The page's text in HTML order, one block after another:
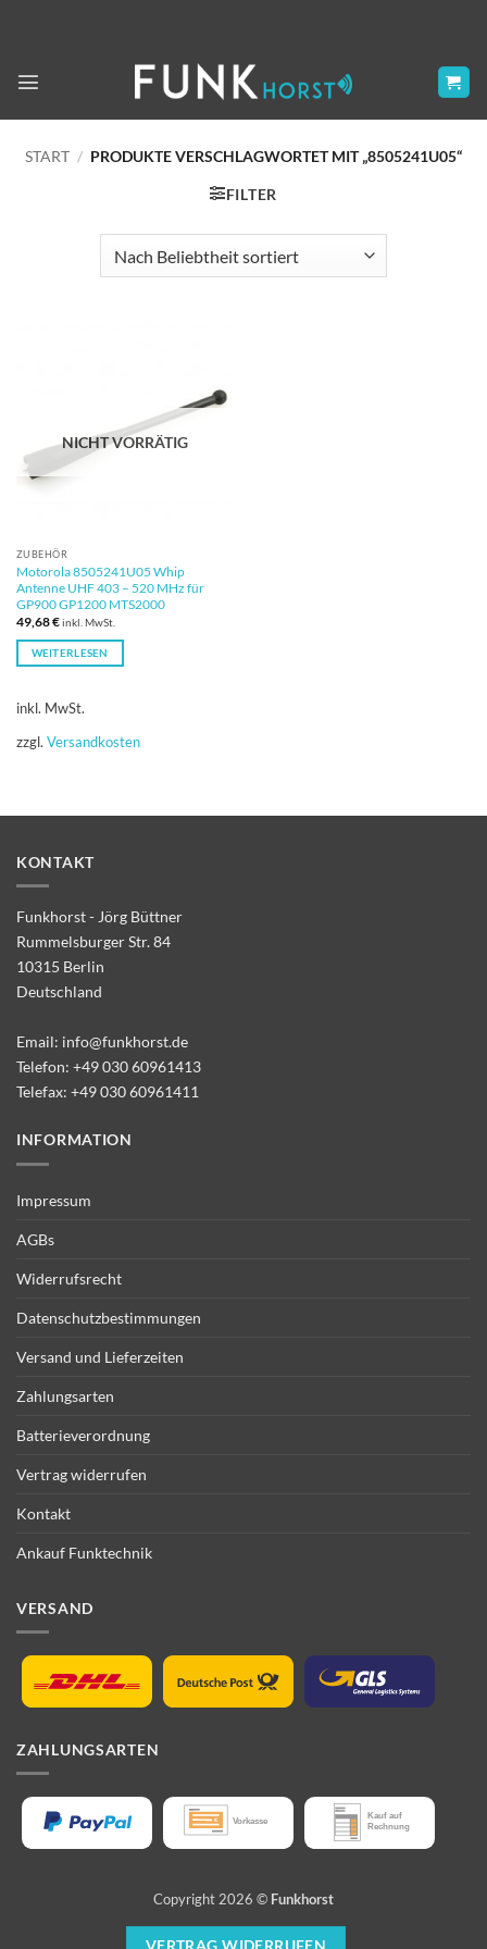
START / PRODUKTE VERSCHLAGWORTET MIT „8505241U05“
FILTER
NICHT VORRÄTIG
ZUBEHÖR
Motorola 8505241U05 Whip
Antenne UHF 403 – 520 MHz für
GP900 GP1200 MTS2000
49,68€inkl. MwSt.
WEITERLESEN
inkl. MwSt.
zzgl. Versandkosten
KONTAKT
Funkhorst - Jörg Büttner
Rummelsburger Str. 84
10315 Berlin
Deutschland
Email: info@funkhorst.de
Telefon: +49 030 60961413
Telefax: +49 030 60961411
INFORMATION
Impressum
AGBs
Widerrufsrecht
Datenschutzbestimmungen
Versand und Lieferzeiten
Zahlungsarten
Batterieverordnung
Vertrag widerrufen
Kontakt
Ankauf Funktechnik
VERSAND
ZAHLUNGSARTEN
Copyright 2026 © Funkhorst